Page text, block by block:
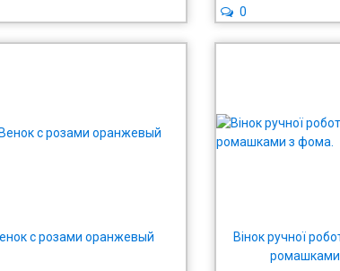
0
с розами оранжевый
Вінок ручної
ромашками